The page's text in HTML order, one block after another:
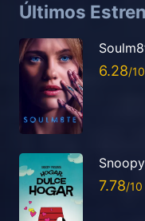
Últimos
6.28
7.78